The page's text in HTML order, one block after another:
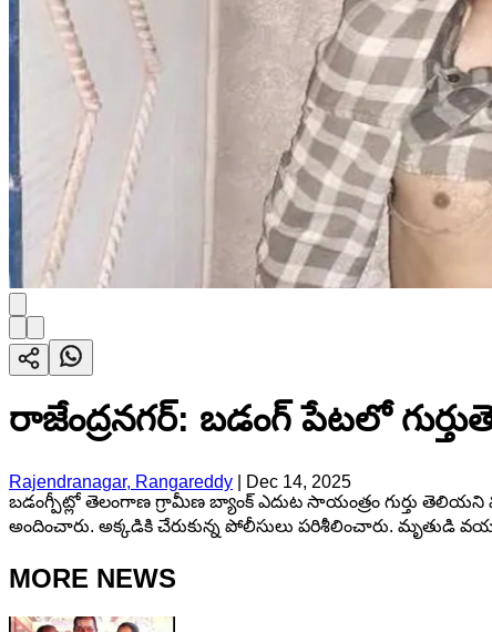
రాజేంద్రనగర్: బడంగ్ పేటలో
Rajendranagar, Rangareddy
Dec 14, 2025
బడంగ్పీట్లో తెలంగాణ గ్రామీణ బ్యాంక్ ఎదుట సాయంత్రం గుర్తు
అందించారు. అక్కడికి చేరుకున్న పోలీసులు పరిశీలించారు. మృతుడి
MORE NEWS